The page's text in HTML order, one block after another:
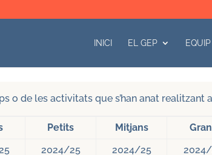
INICI EL GEP EQUIP
o de les activitats que s’han anat realitzant
Petits Mitjans
2024/25 2024/25